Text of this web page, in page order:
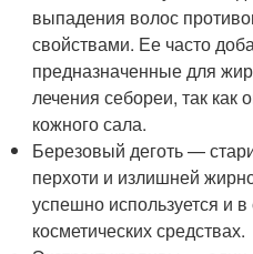
выпадения волос
свойствами. Ее часто
предназначенные для
лечения себореи, так как
кожного сала.
Березовый деготь —
перхоти и излишней
успешно используется и
косметических средствах.